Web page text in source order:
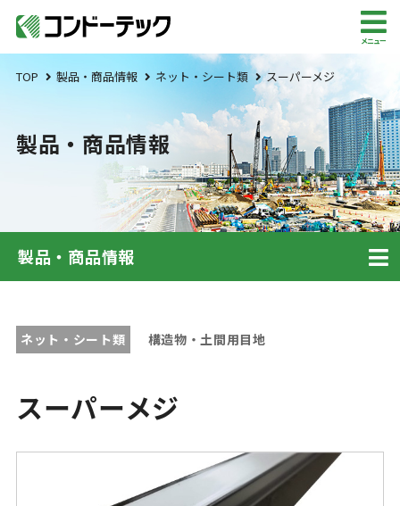
メニュー
TOP 製品・商品情報 ネット・シート類 スーパーメジ
製品・商品情報
製品・商品情報
ネット・シート類 構造物・土間用目地
スーパーメジ